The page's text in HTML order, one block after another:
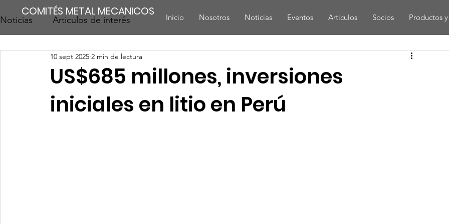
COMITÉS METAL MECANICOS Inicio Nosotros Noticias Eventos Articulos Socios Productos
Noticias Articulos de interés
US$685 millones, inversiones
iniciales en litio en Perú
10 sept 2025 2 min de lectura